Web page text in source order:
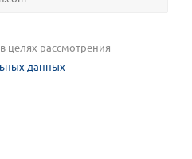
целях рассмотрения
данных